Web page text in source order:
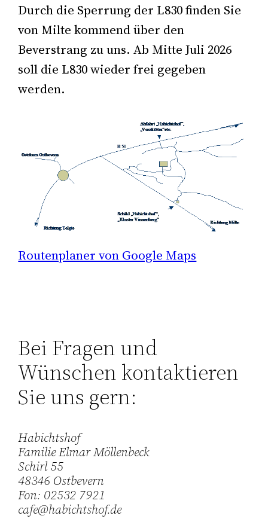
Durch die Sperrung der L830 finden Sie
von Milte kommend über den
Beverstrang zu uns. Ab Mitte Juli 2026
soll die L830 wieder frei gegeben
werden.
Routenplaner von Google Maps
Bei Fragen und
Wünschen kontaktieren
Sie uns gern:
Habichtshof
Familie Elmar Möllenbeck
Schirl 55
48346 Ostbevern
Fon: 02532 7921
cafe@habichtshof.de